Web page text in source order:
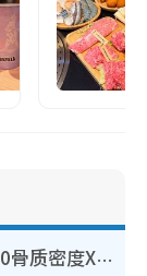
港大推赛马会强化骨骼计划！$100骨质密度X光检查 完成免费运动训练送超市礼券！附参加资格